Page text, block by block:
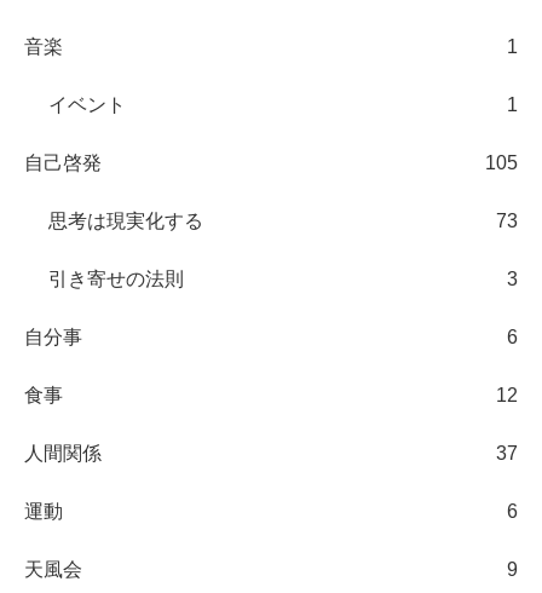
音楽 1
イベント 1
自己啓発 105
思考は現実化する 73
引き寄せの法則 3
自分事 6
食事 12
人間関係 37
運動 6
天風会 9